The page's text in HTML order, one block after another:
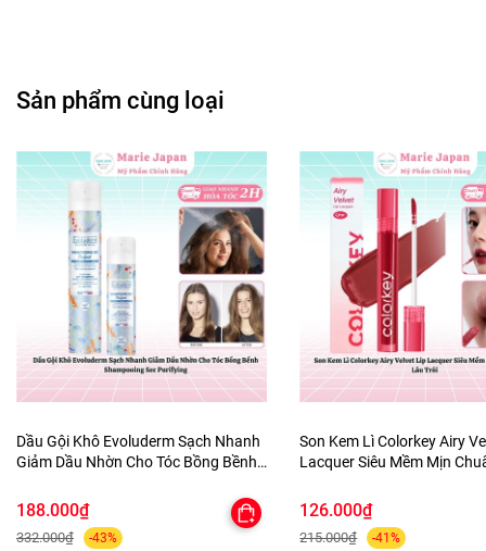
Sản phẩm cùng loại
Dầu Gội Khô Evoluderm Sạch Nhanh
Giảm Dầu Nhờn Cho Tóc Bồng Bềnh
188.000₫
332.000₫ -43%
Son Kem Lì Colorkey Airy
Lacquer Siêu Mềm Mịn
126.000₫
215.000₫ -41%